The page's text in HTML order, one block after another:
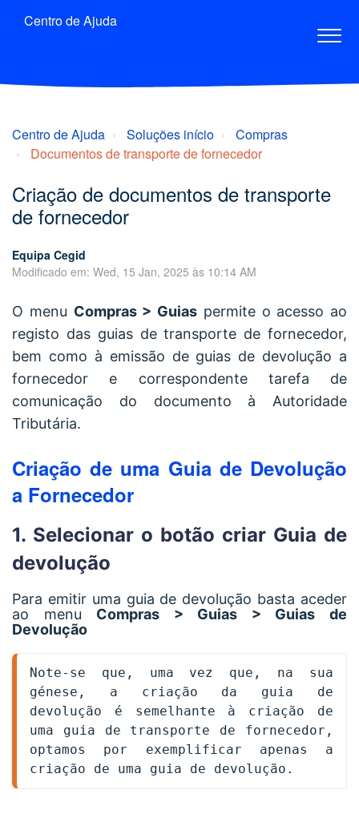
Centro de Ajuda
Centro de Ajuda Soluções início
Compras
Documentos de transporte de fornecedor
Criação de documentos de transporte
de fornecedor
Equipa Cegid
Modificado em: Wed, 15 Jan, 2025 às 10:14 AM
O menu Compras > Guias permite o acesso ao
registo das guias de transporte de fornecedor,
bem como à emissão de guias de devolução a
fornecedor e correspondente tarefa de
comunicação do documento à Autoridade
Tributária.
Criação de uma Guia de Devolução
a Fornecedor
1. Selecionar o botão criar Guia de
devolução
Para emitir uma guia de devolução basta aceder
ao menu Compras > Guias > Guias de
Devolução
Note-se que, uma vez que, na sua
génese, a criação da guia de
devolução é semelhante à criação de
uma guia de transporte de fornecedor,
optamos por exemplificar apenas a
criação de uma guia de devolução.